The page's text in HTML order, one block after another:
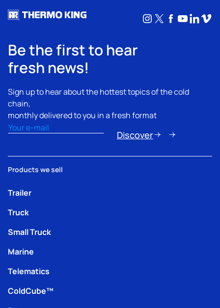
Instagram
X Facebook
Be the first to hear
fresh news!
Sign up to hear about the hottest topics of the cold
chain,
monthly delivered to you in a fresh format
Email(erforderlich)
Discover
Products we sell
Trailer
Truck
Small Truck
Marine
Telematics
ColdCube™